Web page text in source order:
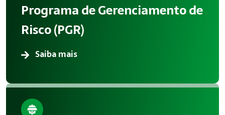
Programa de Gerenciamento de
Risco (PGR)
Saiba mais